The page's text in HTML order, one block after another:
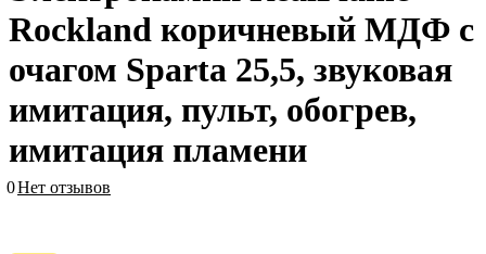
Rockland коричневый МДФ с
очагом Sparta 25,5, звуковая
имитация, пульт, обогрев,
имитация пламени
0Нет отзывов